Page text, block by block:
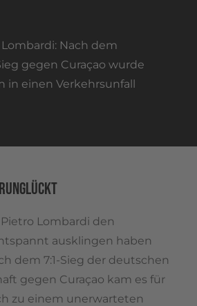
Nach dem
gegen Curaçao wurde
in einen Verkehrsunfall
Lombardi den
ausklingen haben
dem 7:1-Sieg der deutschen
gegen Curaçao kam es für
zu einem unerwarteten